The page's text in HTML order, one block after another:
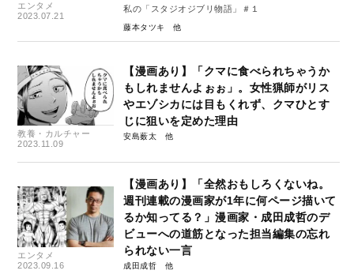
エンタメ
2023.07.21
私の「スタジオジブリ物語」＃１
藤本タツキ
教養・カルチャー
2023.11.09
【漫画あり】「クマに食べられちゃうか
もしれませんよぉぉ」。女性猟師がリス
やエゾシカには目もくれず、クマひとす
じに狙いを定めた理由
安島薮太
エンタメ
2023.09.16
【漫画あり】「全然おもしろくないね。
週刊連載の漫画家が1年に何ページ描いて
るか知ってる？」漫画家・成田成哲のデ
ビューへの道筋となった担当編集の忘れ
られない一言
成田成哲